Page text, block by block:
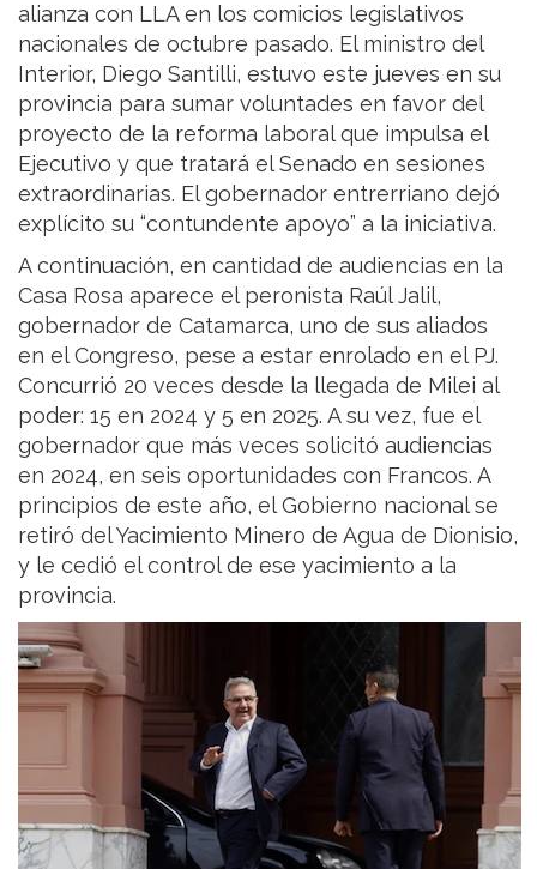
alianza con LLA en los comicios legislativos
nacionales de octubre pasado. El ministro del
Interior, Diego Santilli, estuvo este jueves en su
provincia para sumar voluntades en favor del
proyecto de la reforma laboral que impulsa el
Ejecutivo y que tratará el Senado en sesiones
extraordinarias. El gobernador entrerriano dejó
explícito su “contundente apoyo” a la iniciativa.
A continuación, en cantidad de audiencias en la
Casa Rosa aparece el peronista Raúl Jalil,
gobernador de Catamarca, uno de sus aliados
en el Congreso, pese a estar enrolado en el PJ.
Concurrió 20 veces desde la llegada de Milei al
poder: 15 en 2024 y 5 en 2025. A su vez, fue el
gobernador que más veces solicitó audiencias
en 2024, en seis oportunidades con Francos. A
principios de este año, el Gobierno nacional se
retiró del Yacimiento Minero de Agua de Dionisio,
y le cedió el control de ese yacimiento a la
provincia.